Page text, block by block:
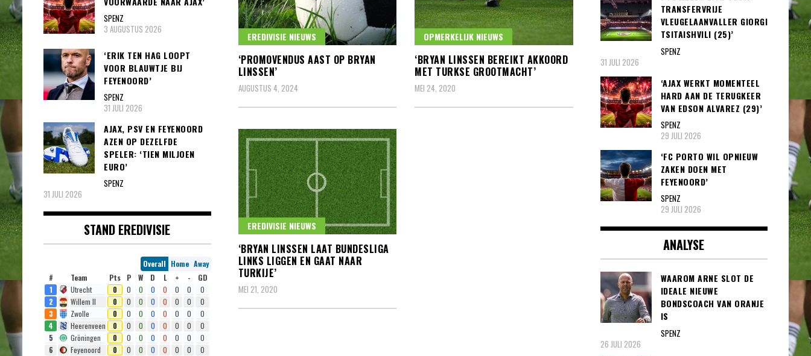
EREDIVISIE NIEUWS
‘PROMOVENDUS AAST OP BRYAN
LINSSEN’
AUGUSTUS 4, 2024
OPMERKELIJK NIEUWS
‘BRYAN LINSSEN BEREIKT AKKOORD
MET TURKSE GROOTMACHT’
MEI 24, 2020
EREDIVISIE NIEUWS
‘BRYAN LINSSEN LAAT BUNDESLIGA
LINKS LIGGEN EN GAAT NAAR
TURKIJE’
MEI 21, 2020
SPENZ
3 AUGUSTUS 2026
‘ERIK TEN HAG LOOPT
VOOR BLAUWTJE BIJ
FEYENOORD’
SPENZ
31 JULI 2026
AJAX, PSV EN FEYENOORD
AZEN OP DEZELFDE
SPELER: ‘TIEN MILJOEN
EURO’
SPENZ
31 JULI 2026
STAND EREDIVISIE
Overall Home Away
#
Team Pts P W D L + -
GD
1
Utrecht 0 0 0 0 0 0 0
0
2
Willem II 0 0 0 0 0 0 0
0
3
Zwolle 0 0 0 0 0 0 0
0
4
Heerenveen 0 0 0 0 0 0 0
0
5
Gröningen 0 0 0 0 0 0 0
0
6
Feyenoord 0 0 0 0 0 0 0
0
TRANSFERVRIJE
VLEUGELAANVALLER GIORGI
TSITAISHVILI (25)’
SPENZ
31 JULI 2026
‘AJAX WERKT MOMENTEEL
HARD AAN DE TERUGKEER
VAN EDSON ALVAREZ (29)’
SPENZ
29 JULI 2026
‘FC PORTO WIL OPNIEUW
ZAKEN DOEN MET
FEYENOORD’
SPENZ
29 JULI 2026
ANALYSE
WAAROM ARNE SLOT DE
IDEALE NIEUWE
BONDSCOACH VAN ORANJE
IS
SPENZ
26 JULI 2026